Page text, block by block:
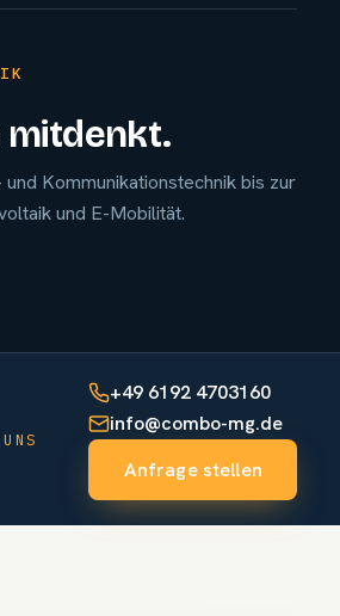
mitdenkt.
Kommunikationstechnik bis zur
und E-Mobilität.
+49 6192 4703160
info@combo-mg.de
Anfrage stellen